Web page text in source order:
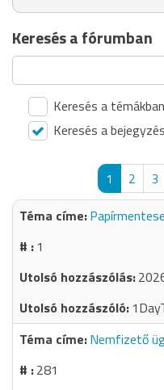
Keresés a fórumban
Keresés a témákban
Keresés a
1 2 3
1
Nemfizető
281